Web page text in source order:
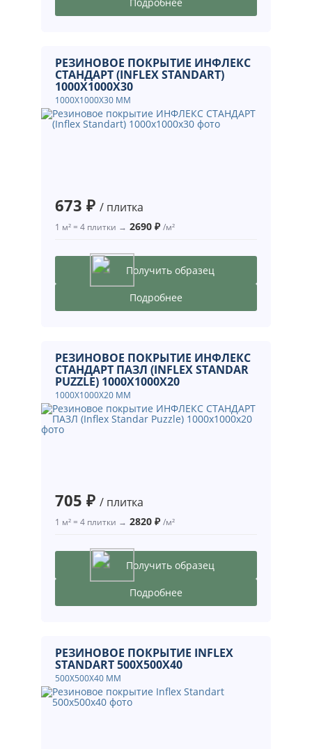
РЕЗИНОВОЕ ПОКРЫТИЕ ИНФЛЕКС
СТАНДАРТ (INFLEX STANDART)
1000X1000X30
1000X1000X30 ММ
673 ₽ / плитка
1 м² = 4 плитки → 2690 ₽ /м²
Получить образец
Подробнее
РЕЗИНОВОЕ ПОКРЫТИЕ ИНФЛЕКС
СТАНДАРТ ПАЗЛ (INFLEX STANDAR
PUZZLE) 1000X1000X20
1000X1000X20 ММ
705 ₽ / плитка
1 м² = 4 плитки → 2820 ₽ /м²
Получить образец
Подробнее
РЕЗИНОВОЕ ПОКРЫТИЕ INFLEX
STANDART 500X500X40
500X500X40 ММ